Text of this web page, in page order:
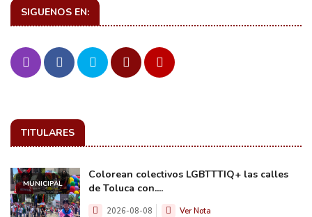
SIGUENOS EN:
TITULARES
MUNICIPAL
Colorean colectivos LGBTTTIQ+ las calles
de Toluca con....
2026-08-08 Ver Nota